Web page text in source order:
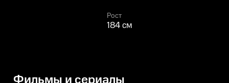
Рост
184 см